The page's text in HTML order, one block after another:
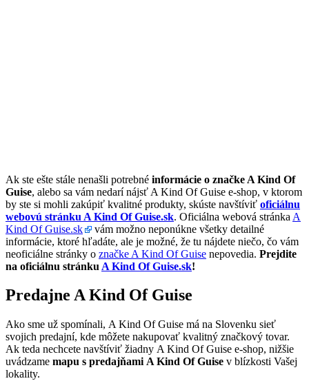
Ak ste ešte stále nenašli potrebné informácie o značke A Kind Of
Guise, alebo sa vám nedarí nájsť A Kind Of Guise e-shop, v ktorom
by ste si mohli zakúpiť kvalitné produkty, skúste navštíviť oficiálnu
webovú stránku A Kind Of Guise.sk. Oficiálna webová stránka A
Kind Of Guise.sk
vám možno neponúkne všetky detailné
informácie, ktoré hľadáte, ale je možné, že tu nájdete niečo, čo vám
neoficiálne stránky o značke A Kind Of Guise nepovedia. Prejdite
na oficiálnu stránku A Kind Of Guise.sk!
Predajne A Kind Of Guise
Ako sme už spomínali, A Kind Of Guise má na Slovenku sieť
svojich predajní, kde môžete nakupovať kvalitný značkový tovar.
Ak teda nechcete navštíviť žiadny A Kind Of Guise e-shop, nižšie
uvádzame mapu s predajňami A Kind Of Guise v blízkosti Vašej
lokality.